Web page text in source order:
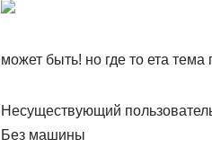
может быть! но где то ета
Несуществующий
Без машины